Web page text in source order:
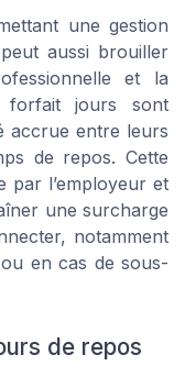
une gestion
aussi brouiller
et la
forfait jours sont
accrue entre leurs
de repos. Cette
par l’employeur et
une surcharge
notamment
en cas de sous-
de repos